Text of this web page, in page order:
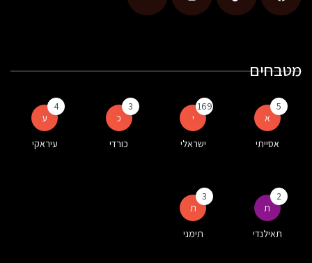
מטבחים
א
5
אסייתי
י
169
ישראלי
כ
3
כורדי
ע
4
עיראקי
ת
2
תאילנדי
ת
3
תימני